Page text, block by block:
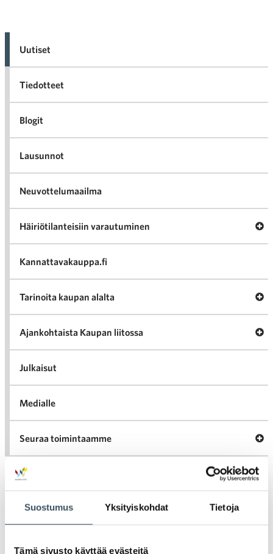
Suostumus Yksityiskohdat Tietoja
Tämä sivusto käyttää evästeitä
Uutiset
Tiedotteet
Blogit
Lausunnot
Neuvottelumaailma
Häiriötilanteisiin varautuminen
Kannattavakauppa.fi
Tarinoita kaupan alalta
Ajankohtaista Kaupan liitossa
Julkaisut
Medialle
Seuraa toimintaamme
Arkistot